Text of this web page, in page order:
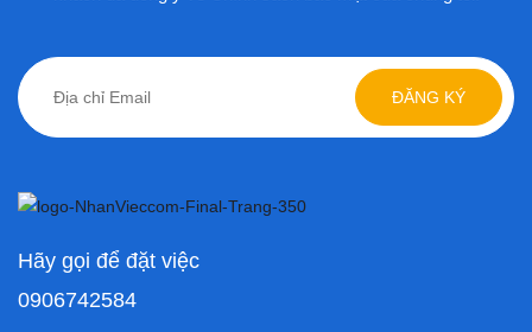
ĐĂNG KÝ
Hãy gọi để đặt việc
0906742584